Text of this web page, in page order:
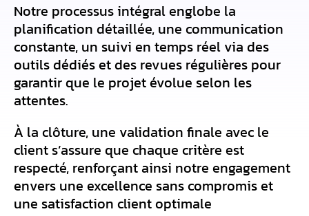
Notre processus intégral englobe la
planification détaillée, une communication
constante, un suivi en temps réel via des
outils dédiés et des revues régulières pour
garantir que le projet évolue selon les
attentes.
À la clôture, une validation finale avec le
client s’assure que chaque critère est
respecté, renforçant ainsi notre engagement
envers une excellence sans compromis et
une satisfaction client optimale